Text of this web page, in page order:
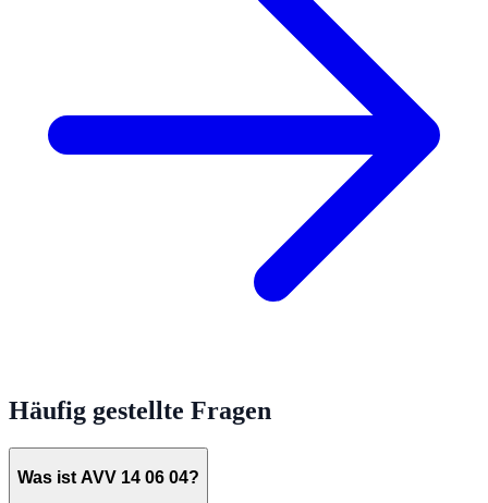
Häufig gestellte Fragen
Was ist AVV 14 06 04?